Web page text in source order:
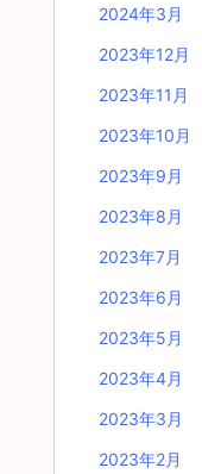
2024年3月
2023年12月
2023年11月
2023年10月
2023年9月
2023年8月
2023年7月
2023年6月
2023年5月
2023年4月
2023年3月
2023年2月